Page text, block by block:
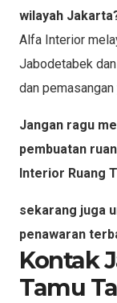
wilayah
Alfa Interior
Jabodetabek
dan
Jangan ragu
pembuatan
Interior Ruang
sekarang juga
penawaran
Kontak
Tamu